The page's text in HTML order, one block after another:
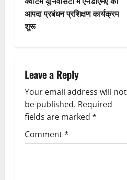
t
n
v
i
g
a
आपदा प्रबंधन प्रशिक्षण कार्यक्रम
शुरू
Leave a Reply
Your email address will not
be published. Required
fields are marked *
Comment*